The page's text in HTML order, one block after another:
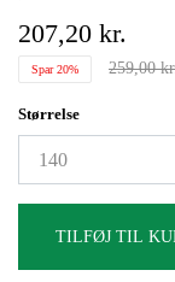
207,20 kr.
Spar 20% 259,00
Størrelse
TILFØJ TIL